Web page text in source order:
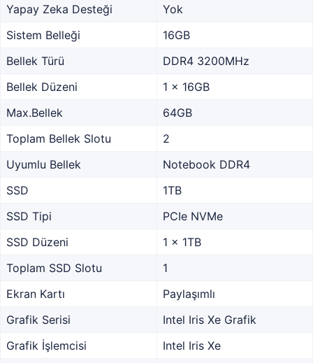
Yapay Zeka Desteği
Yok
Sistem Belleği
16GB
Bellek Türü
DDR4 3200MHz
Bellek Düzeni
1 x 16GB
Max.Bellek
64GB
Toplam Bellek Slotu
2
Uyumlu Bellek
Notebook DDR4
SSD
1TB
SSD Tipi
PCIe NVMe
SSD Düzeni
1 x 1TB
Toplam SSD Slotu
1
Ekran Kartı
Paylaşımlı
Grafik Serisi
Intel Iris Xe Grafik
Grafik İşlemcisi
Intel Iris Xe